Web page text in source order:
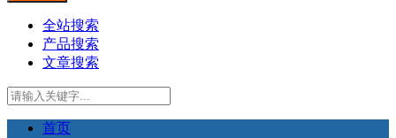
全站搜索
产品搜索
文章搜索
首页